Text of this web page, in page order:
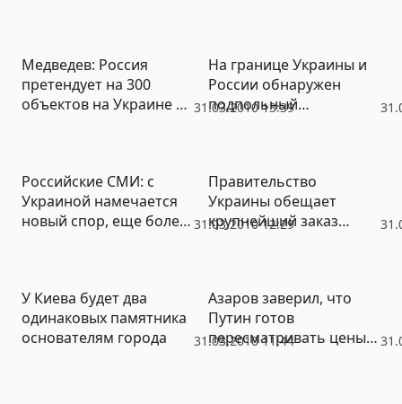
31.03.2010 13:39
Медведев: Россия
претендует на 300
объектов на Украине и
На границе Украины и
России обнаружен
подпольный
31.03.2010 12:29
Российские СМИ: с
Украиной намечается
новый спор, еще более
Правительство
Украины обещает
крупнейший заказ
31.03.2010 11:44
У Киева будет два
одинаковых памятника
основателям города
Азаров заверил, что
Путин готов
пересматривать цены